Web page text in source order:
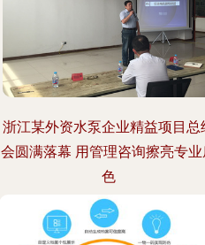
浙江某外资水泵企业精益项目总
会圆满落幕 用管理咨询擦亮专业
色